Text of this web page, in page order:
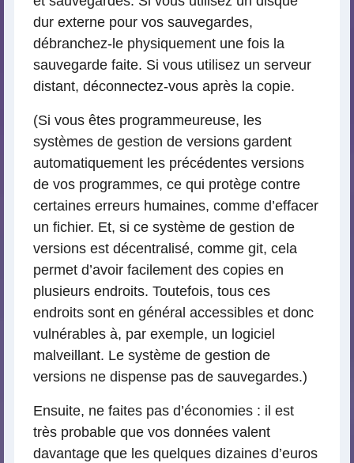
dur externe pour vos sauvegardes,
débranchez-le physiquement une fois la
sauvegarde faite. Si vous utilisez un serveur
distant, déconnectez-vous après la copie.
(Si vous êtes programmeureuse, les
systèmes de gestion de versions gardent
automatiquement les précédentes versions
de vos programmes, ce qui protège contre
certaines erreurs humaines, comme d’effacer
un fichier. Et, si ce système de gestion de
versions est décentralisé, comme git, cela
permet d’avoir facilement des copies en
plusieurs endroits. Toutefois, tous ces
endroits sont en général accessibles et donc
vulnérables à, par exemple, un logiciel
malveillant. Le système de gestion de
versions ne dispense pas de sauvegardes.)
Ensuite, ne faites pas d’économies : il est
très probable que vos données valent
davantage que les quelques dizaines d’euros